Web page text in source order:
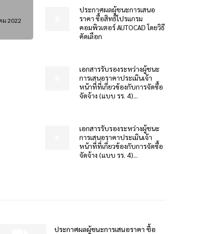
ม 2022
ประกาศผลผู้ชนะการเสนอ
ราคา ซื้อสิทธิโปรแกรม
คอมพิวเตอร์ AUTOCAD โดยวิธี
คัดเลือก
เอกสารรับรองระหว่างผู้ชนะ
การเสนอราคาประเมินเจ้า
หน้าที่ที่เกี่ยวข้องกับการจัดซื้อ
จัดจ้าง (แบบ รร. 4)...
เอกสารรับรองระหว่างผู้ชนะ
การเสนอราคาประเมินเจ้า
หน้าที่ที่เกี่ยวข้องกับการจัดซื้อ
จัดจ้าง (แบบ รร. 4)...
ประกาศผลผู้ชนะการเสนอราคา ซื้อ